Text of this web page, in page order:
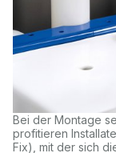
Bei der Montage
profitieren
Fix), mit der sich